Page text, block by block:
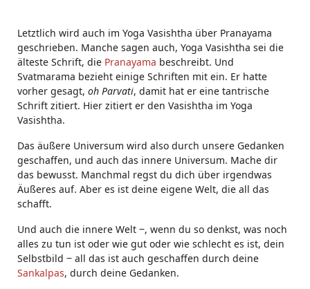
Letztlich wird auch im Yoga Vasishtha über Pranayama
geschrieben. Manche sagen auch, Yoga Vasishtha sei die
älteste Schrift, die Pranayama beschreibt. Und
Svatmarama bezieht einige Schriften mit ein. Er hatte
vorher gesagt, oh Parvati, damit hat er eine tantrische
Schrift zitiert. Hier zitiert er den Vasishtha im Yoga
Vasishtha.
Das äußere Universum wird also durch unsere Gedanken
geschaffen, und auch das innere Universum. Mache dir
das bewusst. Manchmal regst du dich über irgendwas
Äußeres auf. Aber es ist deine eigene Welt, die all das
schafft.
Und auch die innere Welt ‒, wenn du so denkst, was noch
alles zu tun ist oder wie gut oder wie schlecht es ist, dein
Selbstbild ‒ all das ist auch geschaffen durch deine
Sankalpas, durch deine Gedanken.